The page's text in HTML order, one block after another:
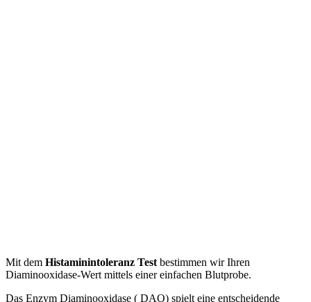
Mit dem Histaminintoleranz Test bestimmen wir Ihren
Diaminooxidase-Wert mittels einer einfachen Blutprobe.
Das Enzym Diaminooxidase ( DAO) spielt eine entscheidende